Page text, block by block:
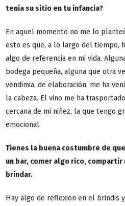
tenía su sitio en tu infancia?
En aquel momento no me lo
esto es que, a lo largo del tiempo,
algo de referencia en mi vida.
bodega pequeña, alguna que otra
vendimia, de elaboración, me ha
la cabeza. El vino me ha
cercana de mi niñez, la que tengo
emocional.
Tienes la buena costumbre de
un bar, comer algo rico,
brindar.
Hay algo de reflexión en el brindis